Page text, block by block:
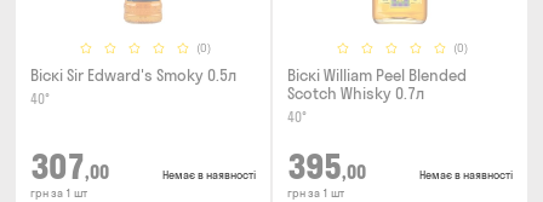
(0)
Віскі Sir Edward's Smoky 0.5л
40°
307,00
грн за 1 шт
Немає в наявності
(0)
Віскі William Peel Blended
Scotch Whisky 0.7л
40°
395,00
грн за 1 шт
Немає в наявності